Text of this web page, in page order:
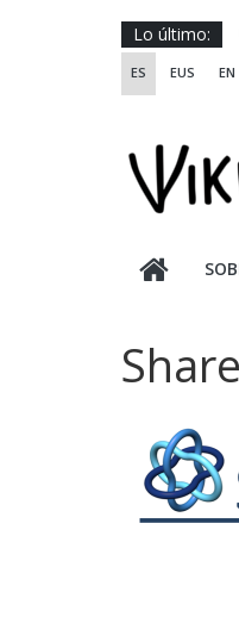
Saltar
contenido
Lo último:
ES EUS EN